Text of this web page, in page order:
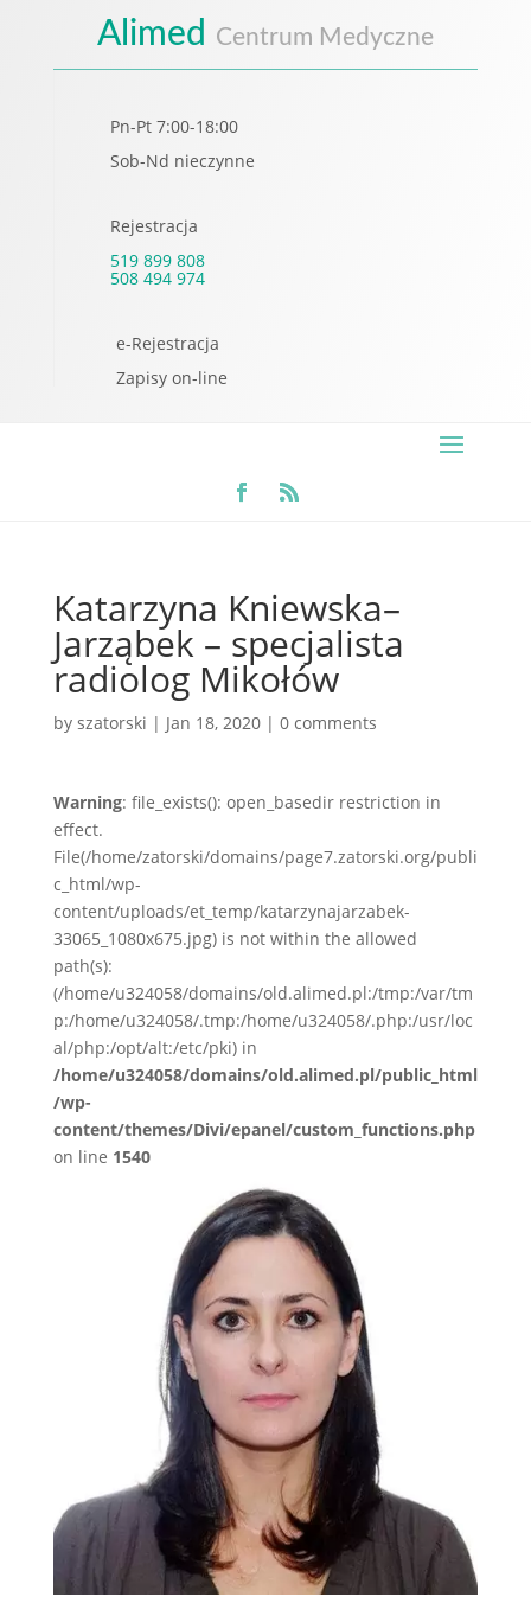
Alimed Centrum Medyczne
Pn-Pt 7:00-18:00
Sob-Nd nieczynne
Rejestracja
519 899 808
508 494 974
e-Rejestracja
Zapisy on-line
Katarzyna Kniewska–
Jarząbek – specjalista
radiolog Mikołów
by szatorski | Jan 18, 2020| 0 comments
Warning: file_exists(): open_basedir restriction in
effect.
File(/home/zatorski/domains/page7.zatorski.org/publi
c_html/wp-
content/uploads/et_temp/katarzynajarzabek-
33065_1080x675.jpg) is not within the allowed
path(s):
(/home/u324058/domains/old.alimed.pl:/tmp:/var/tm
p:/home/u324058/.tmp:/home/u324058/.php:/usr/loc
al/php:/opt/alt:/etc/pki) in
/home/u324058/domains/old.alimed.pl/public_html
/wp-
content/themes/Divi/epanel/custom_functions.php
on line 1540